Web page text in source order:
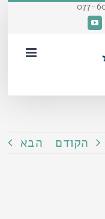
YouTube
הקודם הבא